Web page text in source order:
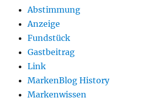
Abstimmung
Anzeige
Fundstück
Gastbeitrag
Link
MarkenBlog History
Markenwissen